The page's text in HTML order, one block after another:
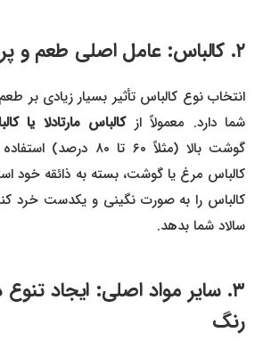
انتخاب نوع کالباس تأثیر بسیار زیادی بر طعم
شما دارد. معمولاً از کالباس مارتادلا یا
گوشت بالا (مثلاً ۶۰ تا ۸۰
کالباس مرغ یا گوشت، بسته به ذائقه خود
کالباس را به صورت نگینی و یکدست خرد کنید
سالاد شما بدهد.
۳. سایر مواد اصلی: ایجاد تنوع
رنگ